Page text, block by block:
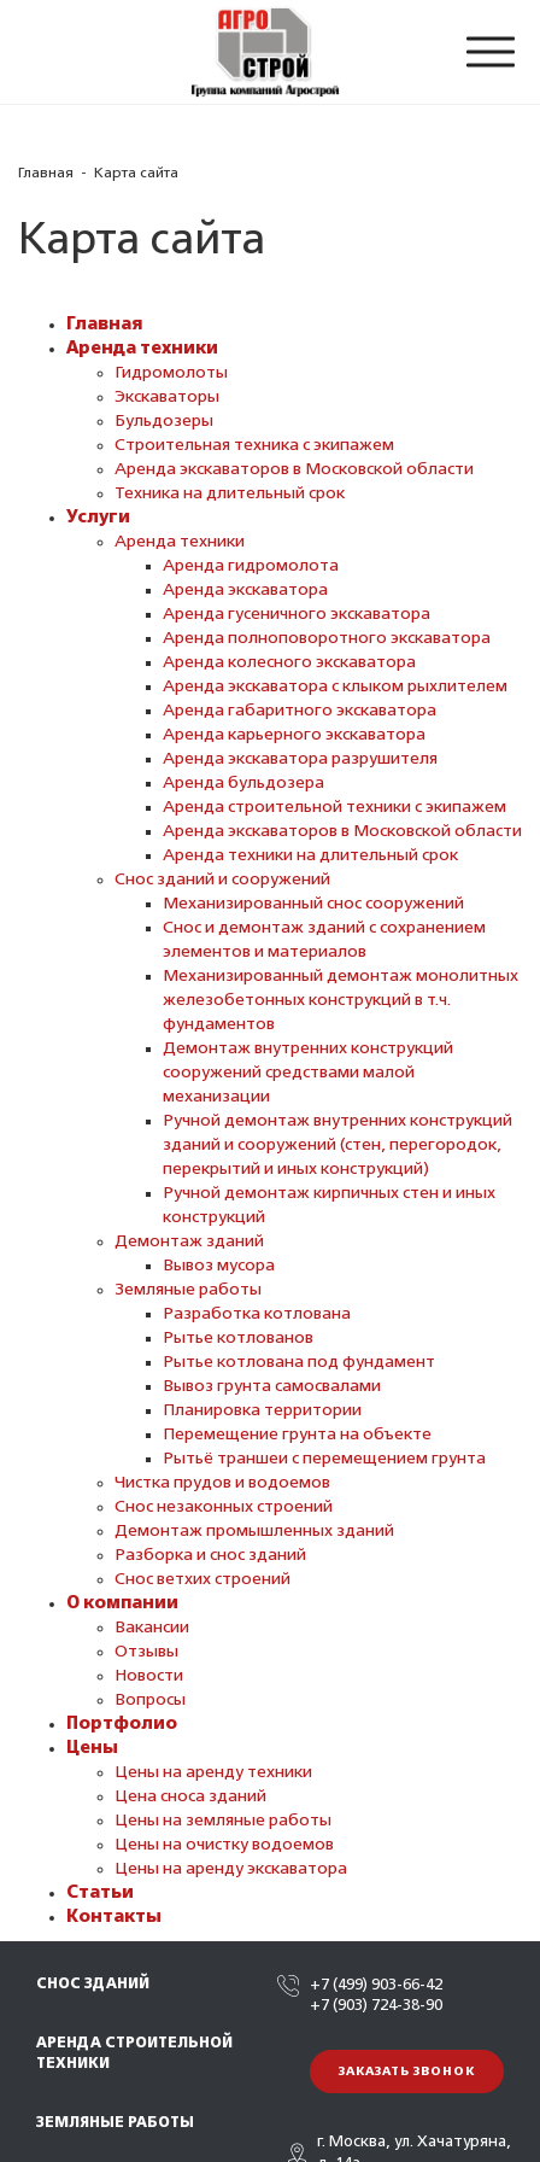
Главная - Карта сайта
Карта сайта
Главная
Аренда техники
Гидромолоты
Экскаваторы
Бульдозеры
Строительная техника с экипажем
Аренда экскаваторов в Московской области
Техника на длительный срок
Услуги
Аренда техники
Аренда гидромолота
Аренда экскаватора
Аренда гусеничного экскаватора
Аренда полноповоротного экскаватора
Аренда колесного экскаватора
Аренда экскаватора с клыком рыхлителем
Аренда габаритного экскаватора
Аренда карьерного экскаватора
Аренда экскаватора разрушителя
Аренда бульдозера
Аренда строительной техники с экипажем
Аренда экскаваторов в Московской области
Аренда техники на длительный срок
Снос зданий и сооружений
Механизированный снос сооружений
Снос и демонтаж зданий с сохранением
элементов и материалов
Механизированный демонтаж монолитных
железобетонных конструкций в т.ч.
фундаментов
Демонтаж внутренних конструкций
сооружений средствами малой
механизации
Ручной демонтаж внутренних конструкций
зданий и сооружений (стен, перегородок,
перекрытий и иных конструкций)
Ручной демонтаж кирпичных стен и иных
конструкций
Демонтаж зданий
Вывоз мусора
Земляные работы
Разработка котлована
Рытье котлованов
Рытье котлована под фундамент
Вывоз грунта самосвалами
Планировка территории
Перемещение грунта на объекте
Рытьё траншеи с перемещением грунта
Чистка прудов и водоемов
Снос незаконных строений
Демонтаж промышленных зданий
Разборка и снос зданий
Снос ветхих строений
О компании
Вакансии
Отзывы
Новости
Вопросы
Портфолио
Цены
Цены на аренду техники
Цена сноса зданий
Цены на земляные работы
Цены на очистку водоемов
Цены на аренду экскаватора
Статьи
Контакты
СНОС ЗДАНИЙ
АРЕНДА СТРОИТЕЛЬНОЙ
ТЕХНИКИ
ЗЕМЛЯНЫЕ РАБОТЫ
+7 (499) 903-66-42
+7 (903) 724-38-90
ЗАКАЗАТЬ ЗВОНОК
г. Москва, ул. Хачатуряна,